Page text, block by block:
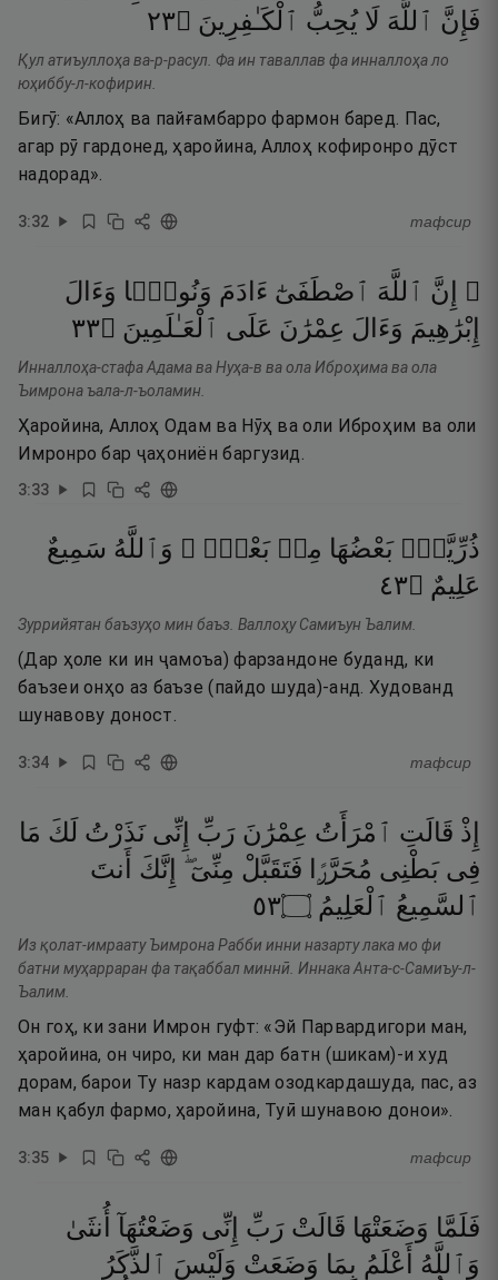
فَإِنَّ ٱللَّهَ لَا يُحِبُّ ٱلْكَـٰفِرِينَ ۝٣٢
Қул атиъуллоҳа ва-р-расул. Фа ин таваллав фа инналлоҳа ло
юҳиббу-л-кофирин.
Бигӯ: «Аллоҳ ва пайғамбарро фармон баред. Пас,
агар рӯ гардонед, ҳаройина, Аллоҳ кофиронро дӯст
надорад».
3:32 тафсир
۞ إِنَّ ٱللَّهَ ٱصْطَفَىٰٓ ءَادَمَ وَنُوحًۭا وَءَالَ
إِبْرَٰهِيمَ وَءَالَ عِمْرَٰنَ عَلَى ٱلْعَـٰلَمِينَ ۝٣٣
Инналлоҳа-стафа Адама ва Нуҳа-в ва ола Иброҳима ва ола
Ъимрона ъала-л-ъоламин.
Ҳаройина, Аллоҳ Одам ва Нӯҳ ва оли Иброҳим ва оли
Имронро бар ҷаҳониён баргузид.
3:33
ذُرِّيَّةًۢ بَعْضُهَا مِنۢ بَعْضٍۢ ۗ وَٱللَّهُ سَمِيعٌ
عَلِيمٌ ۝٣٤
Зуррийятан баъзуҳо мин баъз. Валлоҳу Самиъун Ъалим.
(Дар ҳоле ки ин ҷамоъа) фарзандоне буданд, ки
баъзеи онҳо аз баъзе (пайдо шуда)-анд. Худованд
шунавову доност.
3:34 тафсир
إِذْ قَالَتِ ٱمْرَأَتُ عِمْرَٰنَ رَبِّ إِنِّى نَذَرْتُ لَكَ مَا
فِى بَطْنِى مُحَرَّرًۭا فَتَقَبَّلْ مِنِّىٓ ۖ إِنَّكَ
أَنتَ
ٱلسَّمِيعُ ٱلْعَلِيمُ ۝٣٥
Из қолат-имраату Ъимрона Рабби инни назарту лака мо фи
батни муҳарраран фа тақаббал миннӣ. Иннака Анта-с-Самиъу-л-
Ъалим.
Он гоҳ, ки зани Имрон гуфт: «Эй Парвардигори ман,
ҳаройина, он чиро, ки ман дар батн (шикам)-и худ
дорам, барои Ту назр кардам озодкардашуда, пас, аз
ман қабул фармо, ҳаройина, Туӣ шунавою донои».
3:35 тафсир
فَلَمَّا وَضَعَتْهَا قَالَتْ رَبِّ إِنِّى وَضَعْتُهَآ
أُنثَىٰ
وَٱللَّهُ
أَعْلَمُ بِمَا وَضَعَتْ وَلَيْسَ ٱلذَّكَرُ